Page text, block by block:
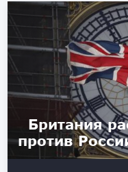
Британия
против